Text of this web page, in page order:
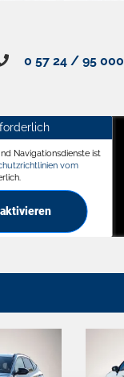
0 57 24 / 95 000
Navigationsdienste ist
vom